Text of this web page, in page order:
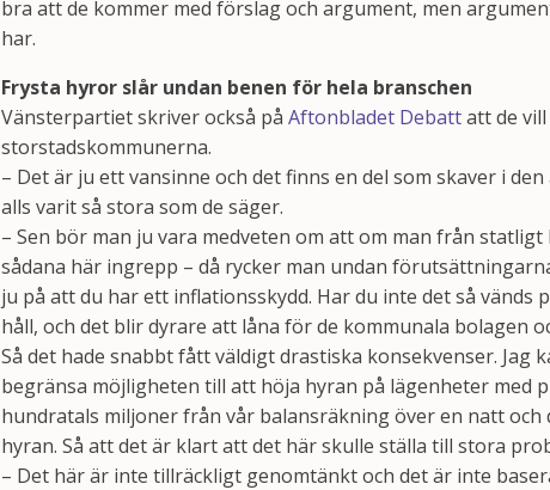
bra att de kommer med förslag och argument, men
har.
Frysta hyror slår undan benen för hela branschen
Vänsterpartiet skriver också på Aftonbladet Debattatt de
storstadskommunerna.
– Det är ju ett vansinne och det finns en del som skaver i
alls varit så stora som de säger.
– Sen bör man ju vara medveten om att om man från
sådana här ingrepp – då rycker man undan
ju på att du har ett inflationsskydd. Har du inte det så
håll, och det blir dyrare att låna för de kommunala bolagen
Så det hade snabbt fått väldigt drastiska konsekvenser. Jag
begränsa möjligheten till att höja hyran på lägenheter med
hundratals miljoner från vår balansräkning över en natt
hyran. Så att det är klart att det här skulle ställa till stora
– Det här är inte tillräckligt genomtänkt och det är inte